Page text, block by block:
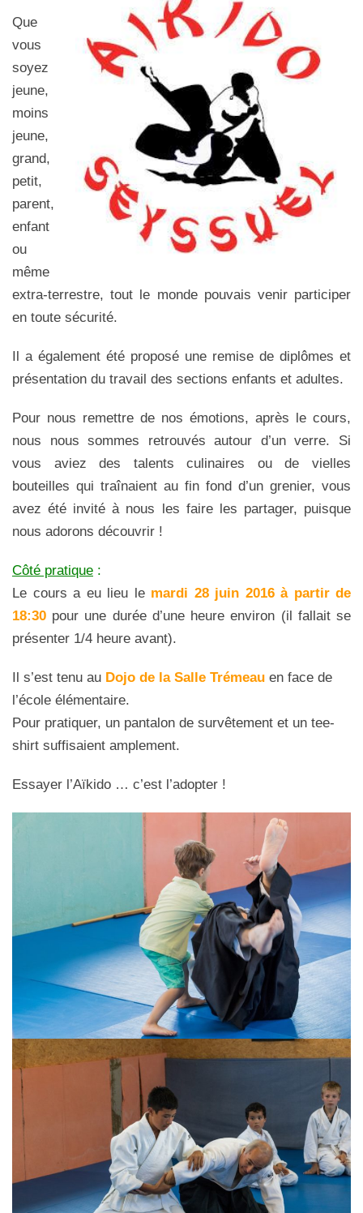
Que
vous
soyez
jeune,
moins
jeune,
grand,
petit,
parent,
enfant
ou
même
extra-terrestre, tout le monde pouvais venir participer
en toute sécurité.
Il a également été proposé une remise de diplômes et
présentation du travail des sections enfants et adultes.
Pour nous remettre de nos émotions, après le cours,
nous nous sommes retrouvés autour d’un verre. Si
vous aviez des talents culinaires ou de vielles
bouteilles qui traînaient au fin fond d’un grenier, vous
avez été invité à nous les faire les partager, puisque
nous adorons découvrir !
Côté pratique :
Le cours a eu lieu le mardi 28 juin 2016 à partir de
18:30 pour une durée d’une heure environ (il fallait se
présenter 1/4 heure avant).
Il s’est tenu au Dojo de la Salle Trémeau en face de
l’école élémentaire.
Pour pratiquer, un pantalon de survêtement et un tee-
shirt suffisaient amplement.
Essayer l’Aïkido … c’est l’adopter !